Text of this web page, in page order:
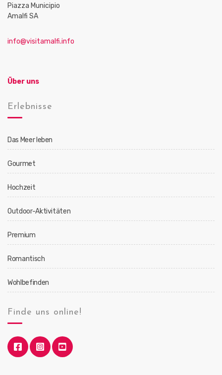
Piazza Municipio
Amalfi SA
info@visitamalfi.info
Über uns
Erlebnisse
Das Meer leben
Gourmet
Hochzeit
Outdoor-Aktivitäten
Premium
Romantisch
Wohlbefinden
Finde uns online!